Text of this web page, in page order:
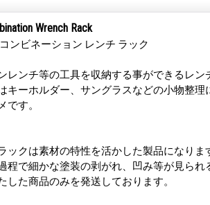
Wrench Rack
ンビネーション レンチ ラック
レンチ等の工具を収納する事ができるレン
キーホルダー、サングラスなどの小物整
です。
ックは素材の特性を活かした製品になりま
程で細かな塗装の剥がれ、凹み等が見られ
した商品のみを発送しております。